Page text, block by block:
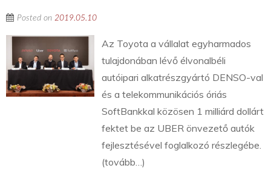
Posted on 2019.05.10
Az Toyota a vállalat egyharmados
tulajdonában lévő élvonalbéli
autóipari alkatrészgyártó DENSO-val
és a telekommunikációs óriás
SoftBankkal közösen 1 milliárd dollárt
fektet be az UBER önvezető autók
fejlesztésével foglalkozó részlegébe.
(tovább…)